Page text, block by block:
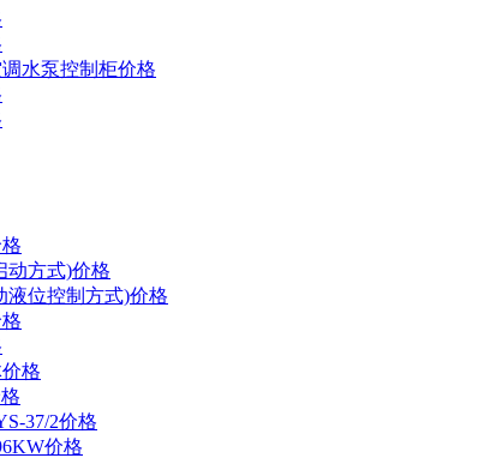
水泵控制柜价格
动方式)价格
液位控制方式)价格
格
37/2价格
价格